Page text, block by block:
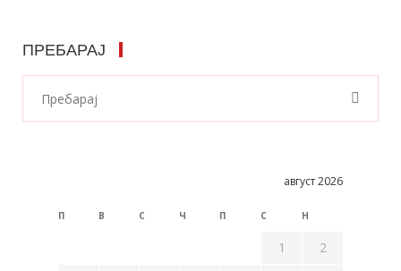
ПРЕБАРАЈ
август 2026
П В С Ч П С Н
1
2